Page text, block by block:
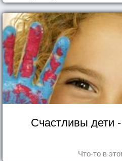
Счастливы дети
Что-то в